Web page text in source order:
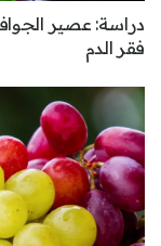
دراسة: عصير
فقر الدم